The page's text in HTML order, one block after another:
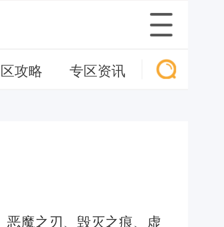
攻略 专区资讯
魔之刃、毁灭之痕、虚